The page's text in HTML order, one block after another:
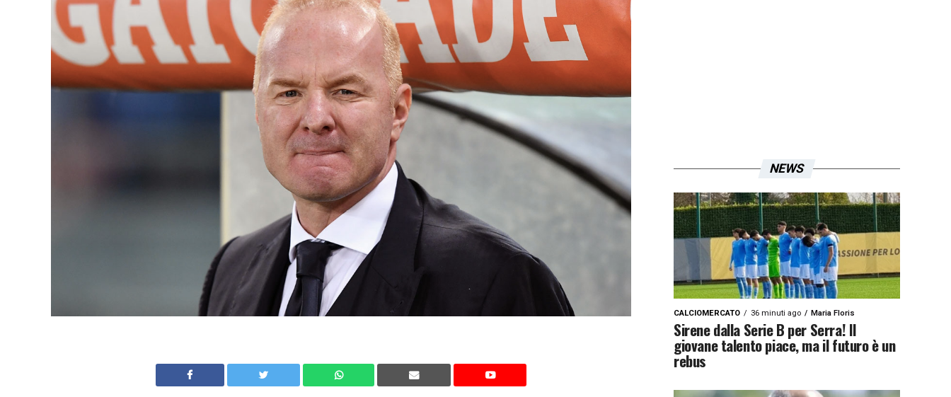
NEWS
CALCIOMERCATO 36 minuti ago Maria Floris
Sirene dalla Serie B per Serra! Il
giovane talento piace, ma il futuro è un
rebus